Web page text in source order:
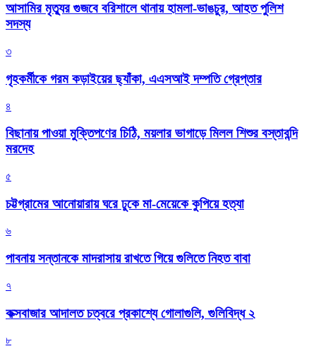
আসামির মৃত্যুর গুজবে বরিশালে থানায় হামলা-ভাঙচুর, আহত পুলিশ
সদস্য
৩
গৃহকর্মীকে গরম কড়াইয়ের ছ্যাঁকা, এএসআই দম্পতি গ্রেপ্তার
৪
বিছানায় পাওয়া মুক্তিপণের চিঠি, ময়লার ভাগাড়ে মিলল শিশুর বস্তাবন্দি
মরদেহ
৫
চট্টগ্রামের আনোয়ারায় ঘরে ঢুকে মা-মেয়েকে কুপিয়ে হত্যা
৬
পাবনায় সন্তানকে মাদরাসায় রাখতে গিয়ে গুলিতে নিহত বাবা
৭
কক্সবাজার আদালত চত্বরে প্রকাশ্যে গোলাগুলি, গুলিবিদ্ধ ২
৮